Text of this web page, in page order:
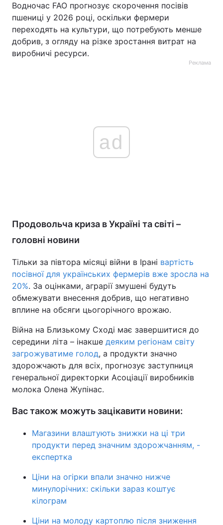
Водночас FAO прогнозує скорочення посівів
пшениці у 2026 році, оскільки фермери
переходять на культури, що потребують менше
добрив, з огляду на різке зростання витрат на
виробничі ресурси.
Реклама
ad
Продовольча криза в Україні та світі –
головні новини
Тільки за півтора місяці війни в Ірані вартість
посівної для українських фермерів вже зросла на
20%. За оцінками, аграрії змушені будуть
обмежувати внесення добрив, що негативно
вплине на обсяги цьогорічного врожаю.
Війна на Близькому Сході має завершитися до
середини літа – інакше деяким регіонам світу
загрожуватиме голод, а продукти значно
здорожчають для всіх, прогнозує заступниця
генеральної директорки Асоціації виробників
молока Олена Жупінас.
Вас також можуть зацікавити новини:
Магазини влаштують знижки на ці три
продукти перед значним здорожчанням, -
експертка
Ціни на огірки впали значно нижче
минулорічних: скільки зараз коштує
кілограм
Ціни на молоду картоплю після зниження